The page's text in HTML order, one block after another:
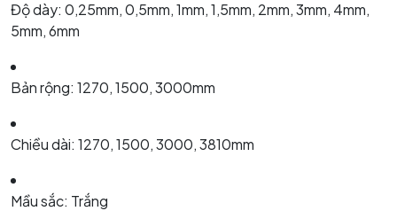
Độ dày: 0,25mm, 0,5mm, 1mm, 1,5mm, 2mm, 3mm, 4mm,
5mm, 6mm
Bản rộng: 1270, 1500, 3000mm
Chiều dài: 1270, 1500, 3000, 3810mm
Mầu sắc: Trắng